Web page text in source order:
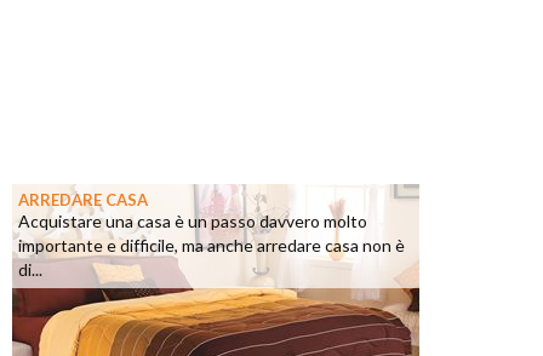
ARREDARE CASA
Acquistare una casa è un passo davvero molto
importante e difficile, ma anche arredare casa non è
di...